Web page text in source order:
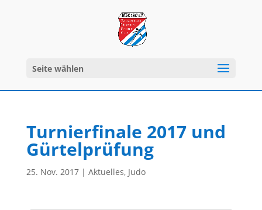
Seite wählen
Turnierfinale 2017 und
Gürtelprüfung
25. Nov. 2017| Aktuelles, Judo